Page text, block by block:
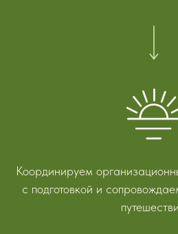
Координируем
с подготовкой и